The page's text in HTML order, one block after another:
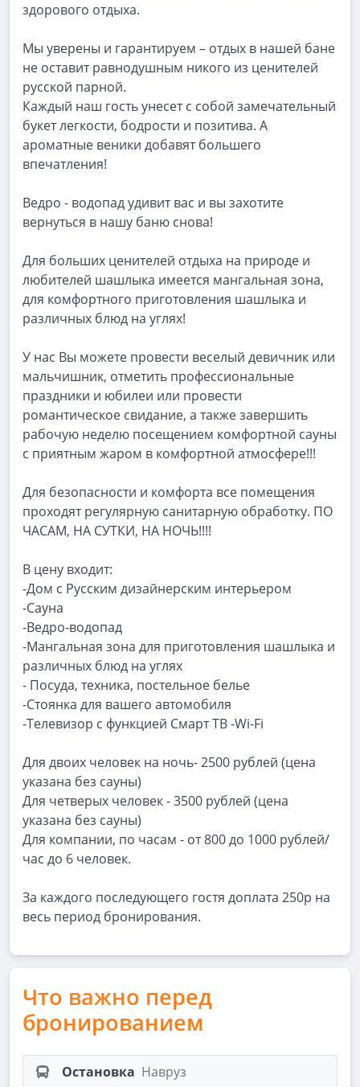
здорового отдыха.
Мы уверены и гарантируем – отдых в нашей бане
не оставит равнодушным никого из ценителей
русской парной.
Каждый наш гость унесет с собой замечательный
букет легкости, бодрости и позитива. А
ароматные веники добавят большего
впечатления!
Ведро - водопад удивит вас и вы захотите
вернуться в нашу баню снова!
Для больших ценителей отдыха на природе и
любителей шашлыка имеется мангальная зона,
для комфортного приготовления шашлыка и
различных блюд на углях!
У нас Вы можете провести веселый девичник или
мальчишник, отметить профессиональные
праздники и юбилеи или провести
романтическое свидание, а также завершить
рабочую неделю посещением комфортной сауны
с приятным жаром в комфортной атмосфере!!!
Для безопасности и комфорта все помещения
проходят регулярную санитарную обработку. ПО
ЧАСАМ, НА СУТКИ, НА НОЧЬ!!!!
В цену входит:
-Дом с Русским дизайнерским интерьером
-Сауна
-Ведро-водопад
-Мангальная зона для приготовления шашлыка и
различных блюд на углях
- Посуда, техника, постельное белье
-Стоянка для вашего автомобиля
-Телевизор с функцией Смарт ТВ -Wi-Fi
Для двоих человек на ночь- 2500 рублей (цена
указана без сауны)
Для четверых человек - 3500 рублей (цена
указана без сауны)
Для компании, по часам - от 800 до 1000 рублей/
час до 6 человек.
За каждого последующего гостя доплата 250р на
весь период бронирования.
Что важно перед
бронированием
Остановка Навруз